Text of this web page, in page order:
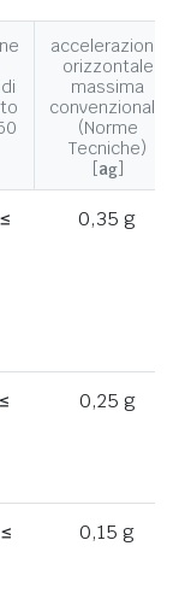
accelerazione
orizzontale
massima
convenzionale
(Norme
Tecniche)
[ag]
0,35 g
≤
0,25 g
0,15 g